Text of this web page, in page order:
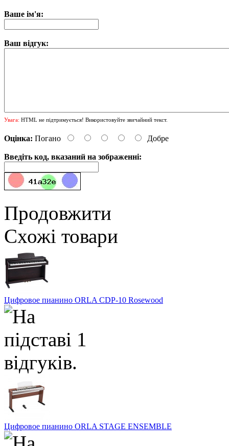
Ваше ім'я:
Ваш відгук:
Увага: HTML не підтримується! Використовуйте звичайний текст.
Оцінка: Погано Добре
Введіть код, вказаний на зображенні:
Продовжити
Схожі товари
Цифровое пианино ORLA CDP-10 Rosewood
Цифровое пианино ORLA STAGE ENSEMBLE